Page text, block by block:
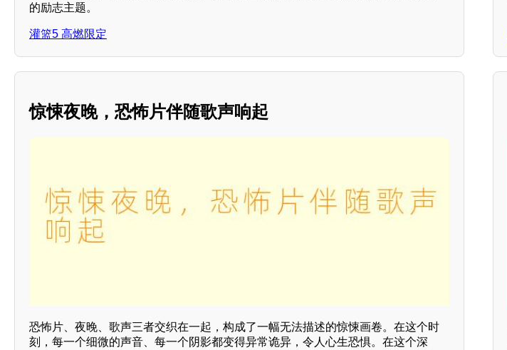
的励志主题。
灌篮5 高燃限定
惊悚夜晚，恐怖片伴随歌声响起
恐怖片、夜晚、歌声三者交织在一起，构成了一幅无法描述的惊悚画卷。在这个时
刻，每一个细微的声音、每一个阴影都变得异常诡异，令人心生恐惧。在这个深